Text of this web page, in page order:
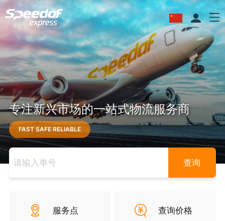
专注新兴市场的一站式物流服务商
FAST SAFE RELIABLE
查询
服务点 查询价格